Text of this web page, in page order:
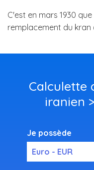
C'est en mars 1930
remplacement du kran
Calculette
iranien
Je possède
Euro - EUR